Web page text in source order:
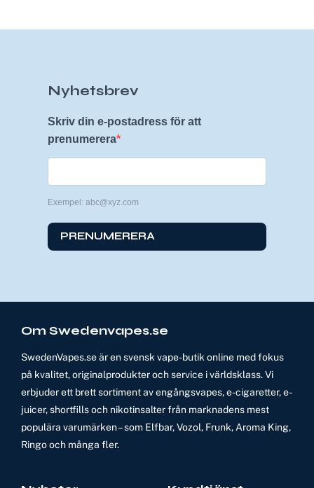
Nyhetsbrev
Skriv din e-postadress för att
prenumerera
Exempel: abc@xyz.com
PRENUMERERA
Om Swedenvapes.se
SwedenVapes.se är en svensk vape-butik online med fokus
på kvalitet, originalprodukter och service i världsklass. Vi
erbjuder ett brett sortiment av engångsvapes, e-cigaretter, e-
juicer, shortfills och nikotinsalter från marknadens mest
populära varumärken – som Elfbar, Vozol, Frunk, Aroma King,
Ringo och många fler.